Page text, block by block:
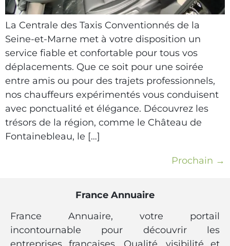
La Centrale des Taxis Conventionnés de la
Seine-et-Marne met à votre disposition un
service fiable et confortable pour tous vos
déplacements. Que ce soit pour une soirée
entre amis ou pour des trajets professionnels,
nos chauffeurs expérimentés vous conduisent
avec ponctualité et élégance. Découvrez les
trésors de la région, comme le Château de
Fontainebleau, le […]
Prochain →
France Annuaire
France Annuaire, votre portail
incontournable pour découvrir les